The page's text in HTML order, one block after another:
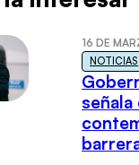
16 DE
NOTICIAS